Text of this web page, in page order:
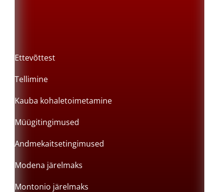
Ettevõttest
Tellimine
Kauba kohaletoimetamine
Müügitingimused
Andmekaitsetingimused
Modena järelmaks
Montonio järelmaks